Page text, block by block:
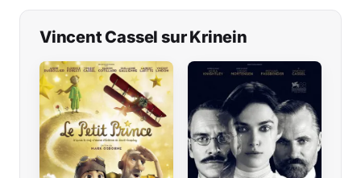
Vincent Cassel sur Krinein